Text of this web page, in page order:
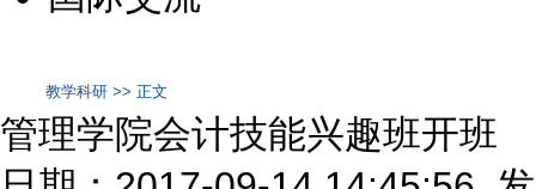
教学科研 >> 正文
管理学院会计技能兴趣班开班